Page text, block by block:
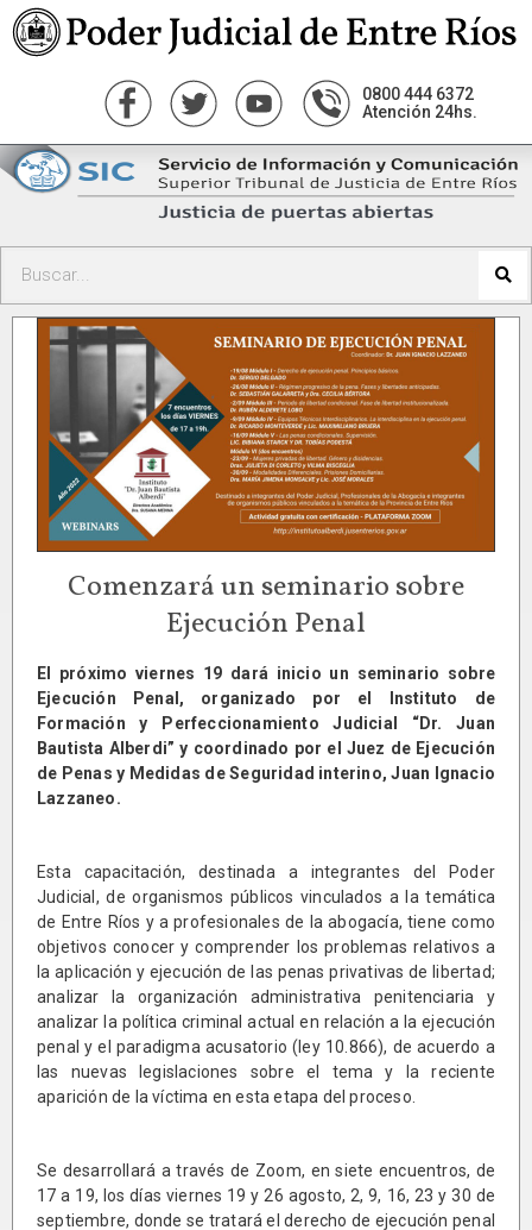
0800 444 6372
Atención 24hs.
Comenzará un seminario sobre
Ejecución Penal
El próximo viernes 19 dará inicio un seminario sobre
Ejecución Penal, organizado por el Instituto de
Formación y Perfeccionamiento Judicial “Dr. Juan
Bautista Alberdi” y coordinado por el Juez de Ejecución
de Penas y Medidas de Seguridad interino, Juan Ignacio
Lazzaneo.
Esta capacitación, destinada a integrantes del Poder
Judicial, de organismos públicos vinculados a la temática
de Entre Ríos y a profesionales de la abogacía, tiene como
objetivos conocer y comprender los problemas relativos a
la aplicación y ejecución de las penas privativas de libertad;
analizar la organización administrativa penitenciaria y
analizar la política criminal actual en relación a la ejecución
penal y el paradigma acusatorio (ley 10.866), de acuerdo a
las nuevas legislaciones sobre el tema y la reciente
aparición de la víctima en esta etapa del proceso.
Se desarrollará a través de Zoom, en siete encuentros, de
17 a 19, los días viernes 19 y 26 agosto, 2, 9, 16, 23 y 30 de
septiembre, donde se tratará el derecho de ejecución penal